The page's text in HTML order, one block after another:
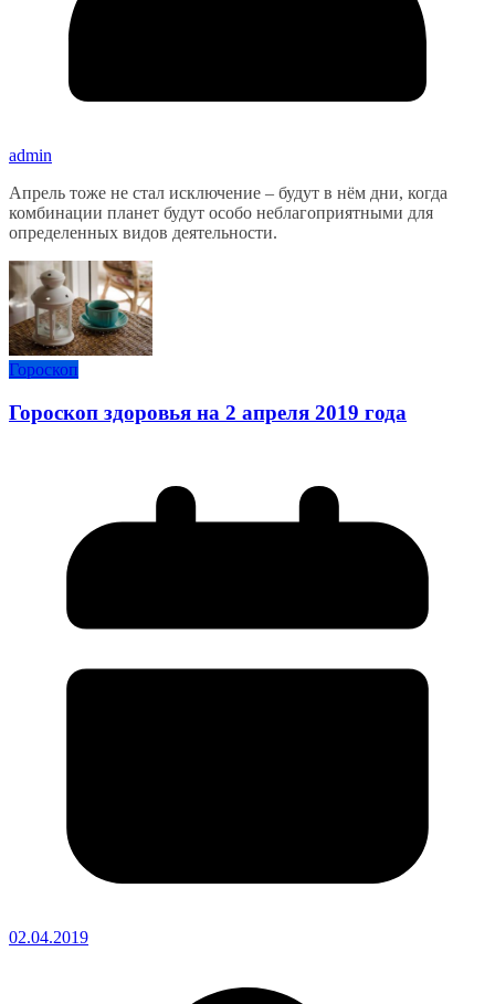
admin
Апрель тоже не стал исключение – будут в нём дни, когда
комбинации планет будут особо неблагоприятными для
определенных видов деятельности.
Гороскоп
Гороскоп здоровья на 2 апреля 2019 года
02.04.2019